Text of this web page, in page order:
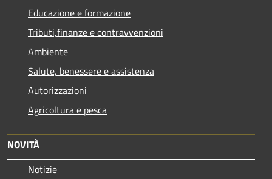
Educazione e formazione
Tributi,finanze e contravvenzioni
Ambiente
Salute, benessere e assistenza
Autorizzazioni
Agricoltura e pesca
NOVITÀ
Notizie